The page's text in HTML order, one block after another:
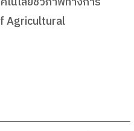
Agricultural